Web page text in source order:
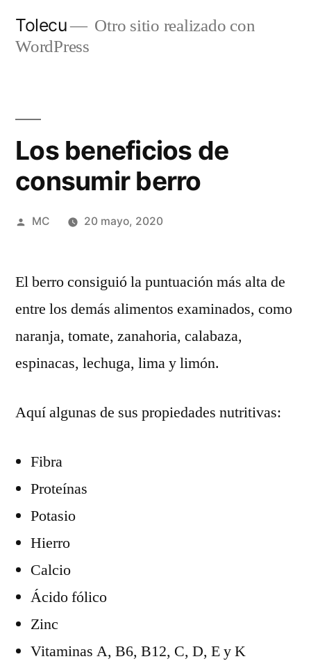
Tolecu
Otro sitio realizado con
WordPress
Los beneficios de
consumir berro
Publicado
MC 20 mayo, 2020
El berro consiguió la puntuación más alta de
entre los demás alimentos examinados, como
naranja, tomate, zanahoria, calabaza,
espinacas, lechuga, lima y limón.
Aquí algunas de sus propiedades nutritivas:
Fibra
Proteínas
Potasio
Hierro
Calcio
Ácido fólico
Zinc
Vitaminas A, B6, B12, C, D, E y K